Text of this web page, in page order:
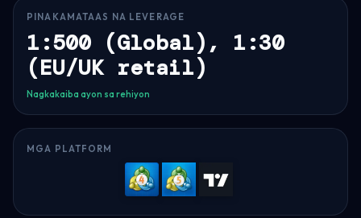
PINAKAMATAAS NA LEVERAGE
1:500 (Global), 1:30
(EU/UK retail)
Nagkakaiba ayon sa rehiyon
MGA PLATFORM
MetaTrader
4
MetaTrader